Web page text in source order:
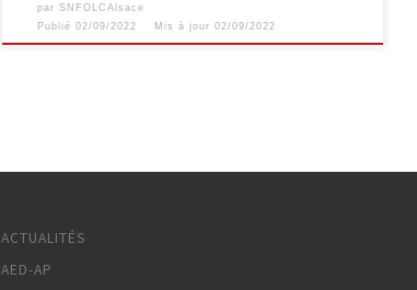
parSNFOLCAlsace
Publié02/09/2022 Mis à jour02/09/2022
ACTUALITÉS
AED-AP